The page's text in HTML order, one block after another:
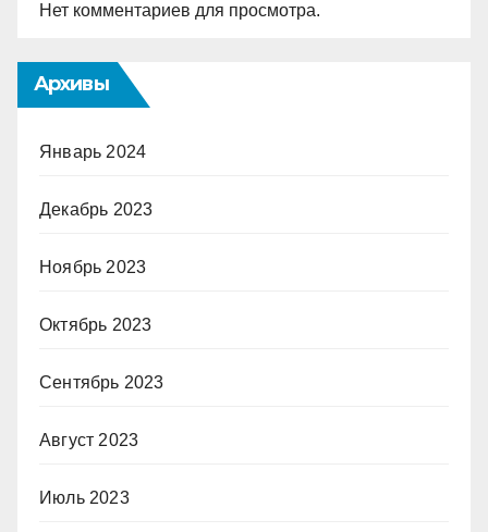
Нет комментариев для просмотра.
Архивы
Январь 2024
Декабрь 2023
Ноябрь 2023
Октябрь 2023
Сентябрь 2023
Август 2023
Июль 2023